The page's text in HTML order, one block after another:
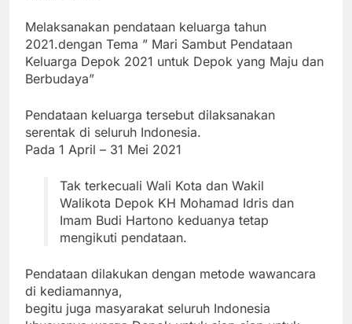
Melaksanakan pendataan keluarga tahun
2021.dengan Tema ” Mari Sambut Pendataan
Keluarga Depok 2021 untuk Depok yang Maju dan
Berbudaya”
Pendataan keluarga tersebut dilaksanakan
serentak di seluruh Indonesia.
Pada 1 April – 31 Mei 2021
Tak terkecuali Wali Kota dan Wakil
Walikota Depok KH Mohamad Idris dan
Imam Budi Hartono keduanya tetap
mengikuti pendataan.
Pendataan dilakukan dengan metode wawancara
di kediamannya,
begitu juga masyarakat seluruh Indonesia